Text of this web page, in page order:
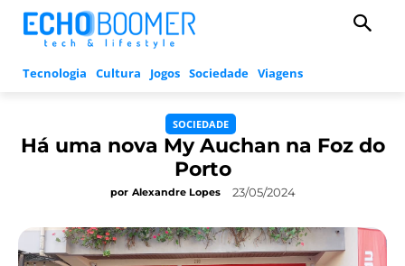
Tecnologia Cultura Jogos Sociedade Viagens
SOCIEDADE
Há uma nova My Auchan na Foz do
Porto
por Alexandre Lopes 23/05/2024